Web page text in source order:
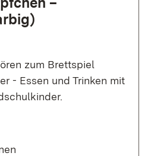
zum Brettspiel
- Essen und Trinken mit